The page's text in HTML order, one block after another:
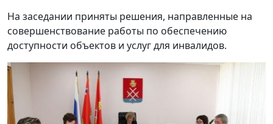
На заседании приняты решения, направленные на
совершенствование работы по обеспечению
доступности объектов и услуг для инвалидов.